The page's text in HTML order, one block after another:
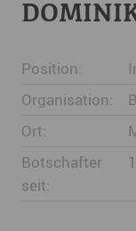
Position:
Organisation:
Ort:
Botschafter
seit: